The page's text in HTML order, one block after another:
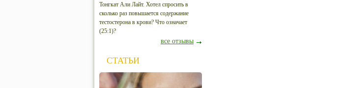
Тонгкат Али Лайт. Хотел спросить в
сколько раз повышается содержание
тестостерона в крови? Что означает
(25:1)?
все отзывы
СТАТЬИ